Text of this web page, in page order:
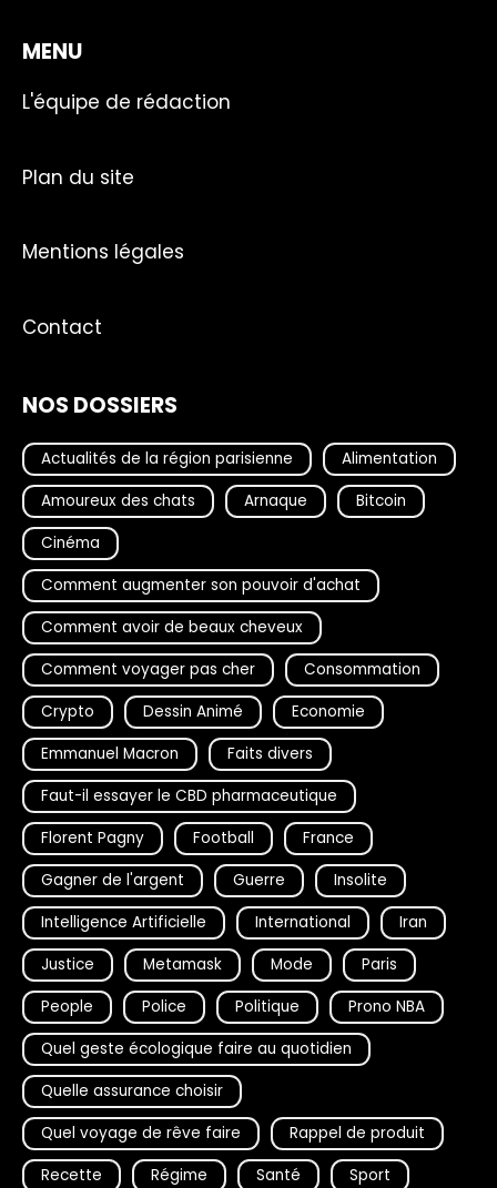
MENU
L'équipe de rédaction
Plan du site
Mentions légales
Contact
NOS DOSSIERS
Actualités de la région parisienne
Alimentation
Amoureux des chats
Arnaque
Bitcoin
Cinéma
Comment augmenter son pouvoir d'achat
Comment avoir de beaux cheveux
Comment voyager pas cher
Consommation
Crypto
Dessin Animé
Economie
Emmanuel Macron
Faits divers
Faut-il essayer le CBD pharmaceutique
Florent Pagny
Football
France
Gagner de l'argent
Guerre
Insolite
Intelligence Artificielle
International
Iran
Justice
Metamask Mode
Paris
People
Police Politique
Prono NBA
Quel geste écologique faire au quotidien
Quelle assurance choisir
Quel voyage de rêve faire
Rappel de produit
Recette
Régime Santé Sport